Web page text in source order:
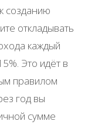
созданию
откладывать
каждый
Это идёт в
правилом
год вы
сумме